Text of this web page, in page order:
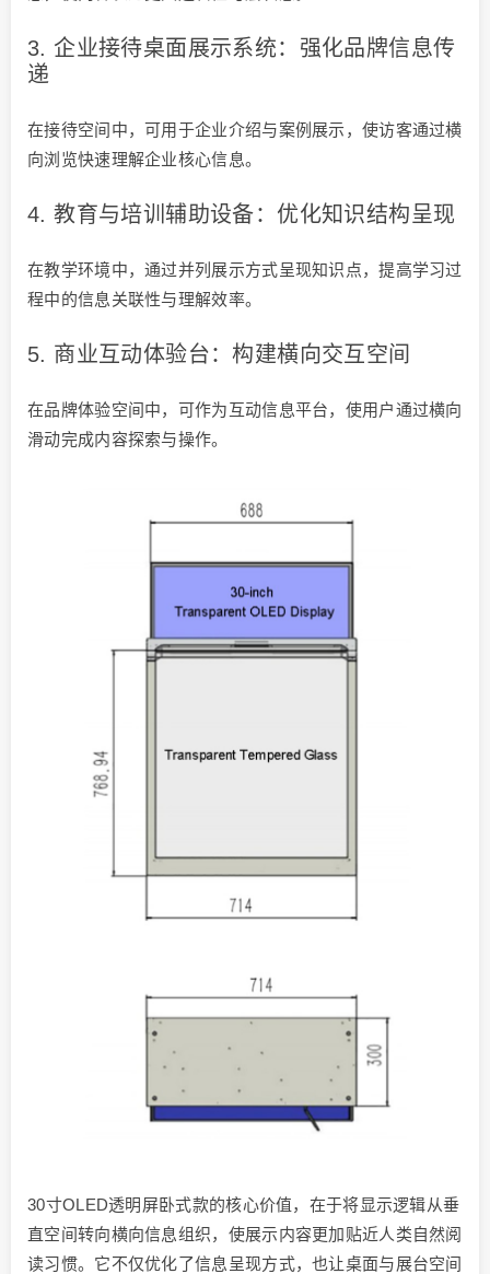
3. 企业接待桌面展示系统：强化品牌信息传
递
在接待空间中，可用于企业介绍与案例展示，使访客通过横
向浏览快速理解企业核心信息。
4. 教育与培训辅助设备：优化知识结构呈现
在教学环境中，通过并列展示方式呈现知识点，提高学习过
程中的信息关联性与理解效率。
5. 商业互动体验台：构建横向交互空间
在品牌体验空间中，可作为互动信息平台，使用户通过横向
滑动完成内容探索与操作。
30寸OLED透明屏卧式款的核心价值，在于将显示逻辑从垂
直空间转向横向信息组织，使展示内容更加贴近人类自然阅
读习惯。它不仅优化了信息呈现方式，也让桌面与展台空间